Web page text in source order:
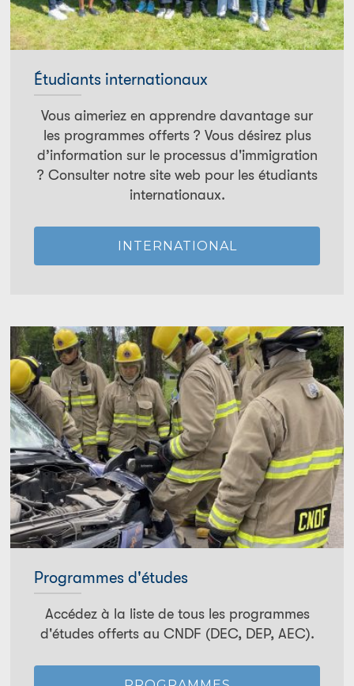
Étudiants internationaux
Vous aimeriez en apprendre davantage sur
les programmes offerts ? Vous désirez plus
d’information sur le processus d'immigration
? Consulter notre site web pour les étudiants
internationaux.
INTERNATIONAL
Programmes d'études
Accédez à la liste de tous les programmes
d'études offerts au CNDF (DEC, DEP, AEC).